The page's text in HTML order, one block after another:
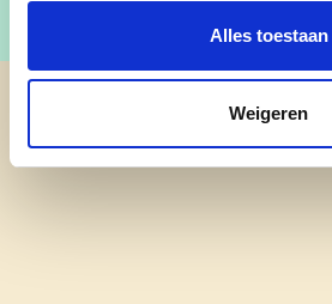
Alles toestaan
Weigeren